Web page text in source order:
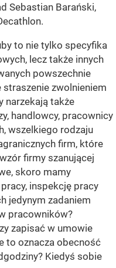
Sebastian Barański,
to nie tylko specyfika
lecz także innych
powszechnie
straszenie zwolnieniem
narzekają także
handlowcy, pracownicy
wszelkiego rodzaju
firm, które
firmy szanującej
skoro mamy
inspekcję pracy
jedynym zadaniem
pracowników?
zapisać w umowie
to oznacza obecność
Kiedyś sobie